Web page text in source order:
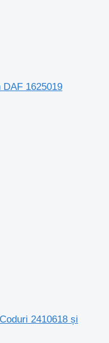
1625019
2410618 și